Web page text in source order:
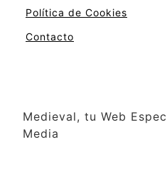
Política de Cookies
Contacto
Medieval, tu Web
Media